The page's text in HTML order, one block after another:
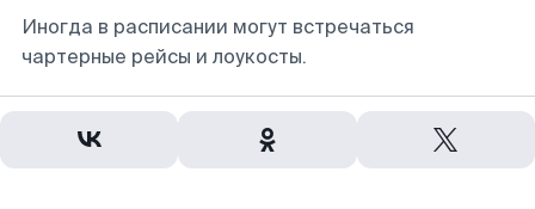
Иногда в расписании могут встречаться
чартерные рейсы и лоукосты.